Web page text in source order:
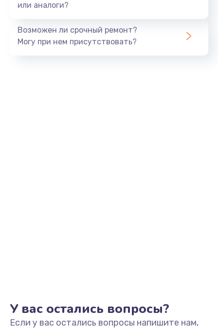
или аналоги?
Возможен ли срочный ремонт?
Могу при нем присутствовать?
У вас остались вопросы?
Если у вас остались вопросы напишите нам,